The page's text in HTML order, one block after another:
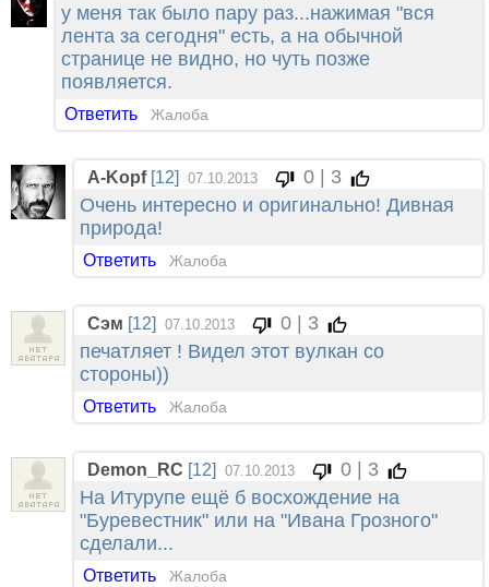
у меня так было пару раз...нажимая "вся
лента за сегодня" есть, а на обычной
странице не видно, но чуть позже
появляется.
Ответить Жалоба
A-Kopf[12] 07.10.2013
0 | 3
Очень интересно и оригинально! Дивная
природа!
Ответить Жалоба
Сэм [12] 07.10.2013
0 | 3
печатляет ! Видел этот вулкан со
стороны))
Ответить Жалоба
Demon_RC [12] 07.10.2013
0 | 3
На Итурупе ещё б восхождение на
"Буревестник" или на "Ивана Грозного"
сделали...
Ответить Жалоба